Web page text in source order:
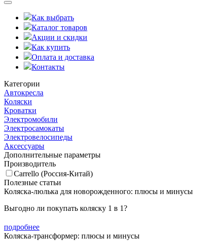
Как выбрать
Каталог товаров
Акции и скидки
Как купить
Оплата и доставка
Контакты
Категории
Автокресла
Коляски
Кроватки
Электромобили
Электросамокаты
Электровелосипеды
Аксессуары
Дополнительные параметры
Производитель
Carrello (Россия-Китай)
Полезные статьи
Коляска-люлька для новорожденного: плюсы и минусы
Выгодно ли покупать коляску 1 в 1?
подробнее
Коляска-трансформер: плюсы и минусы